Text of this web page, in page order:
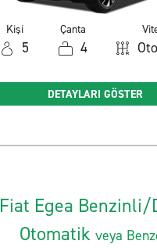
Kişi
5
Çanta
4
DETAYLARI GÖSTER
Fiat Egea Benzinli/
Otomatik veya